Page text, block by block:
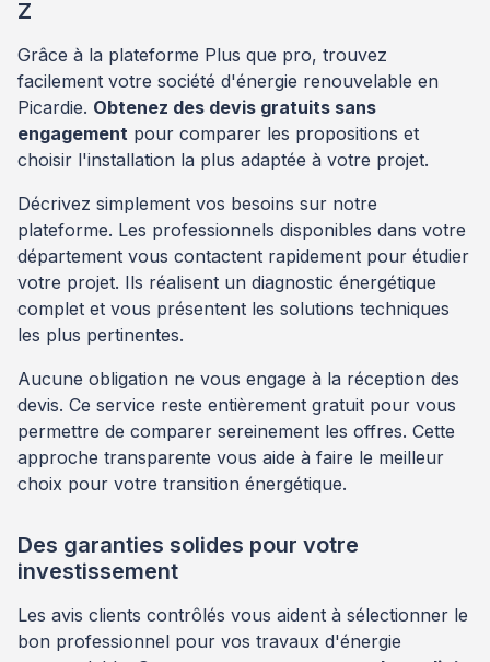
Z
Grâce à la plateforme Plus que pro, trouvez
facilement votre société d'énergie renouvelable en
Picardie. Obtenez des devis gratuits sans
engagement pour comparer les propositions et
choisir l'installation la plus adaptée à votre projet.
Décrivez simplement vos besoins sur notre
plateforme. Les professionnels disponibles dans votre
département vous contactent rapidement pour étudier
votre projet. Ils réalisent un diagnostic énergétique
complet et vous présentent les solutions techniques
les plus pertinentes.
Aucune obligation ne vous engage à la réception des
devis. Ce service reste entièrement gratuit pour vous
permettre de comparer sereinement les offres. Cette
approche transparente vous aide à faire le meilleur
choix pour votre transition énergétique.
Des garanties solides pour votre
investissement
Les avis clients contrôlés vous aident à sélectionner le
bon professionnel pour vos travaux d'énergie